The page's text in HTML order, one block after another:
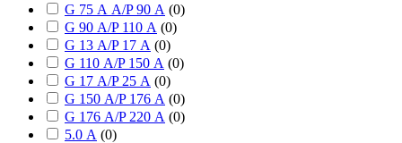
G 75 А А/P 90 А (0)
G 90 А/P 110 А (0)
G 13 А/P 17 А (0)
G 110 А/P 150 А (0)
G 17 А/P 25 А (0)
G 150 А/P 176 А (0)
G 176 А/P 220 А (0)
5.0 А (0)